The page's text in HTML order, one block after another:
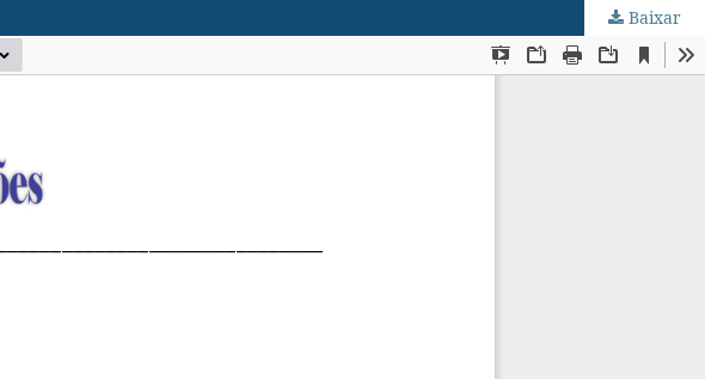
Baixar